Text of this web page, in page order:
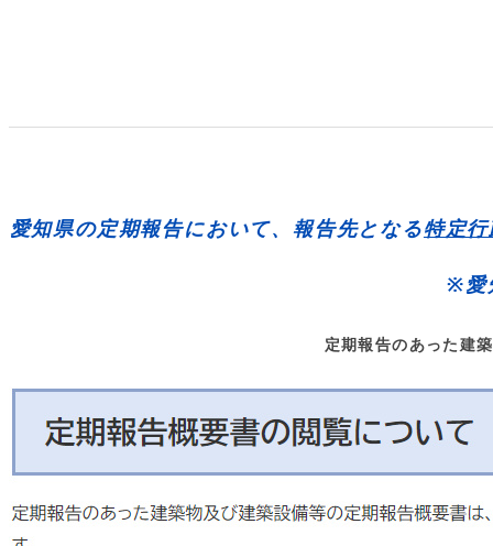
愛知県の定期報告において、報告先となる特定
※愛
定期報告のあった建